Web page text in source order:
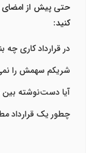
حتی پیش از امضای
کنید:
در قرارداد کاری چه
شریکم سهمش را
آیا دست‌نوشته بین
چطور یک قرارداد